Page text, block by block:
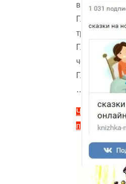
вторая
Глава
третья
Глава
четвёртая
Глава
…
Читать
полностью
Плюх